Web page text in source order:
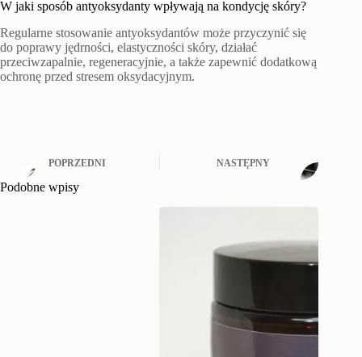
W jaki sposób antyoksydanty wpływają na kondycję skóry?
Regularne stosowanie antyoksydantów może przyczynić się
do poprawy jędrności, elastyczności skóry, działać
przeciwzapalnie, regeneracyjnie, a także zapewnić dodatkową
ochronę przed stresem oksydacyjnym.
POPRZEDNI NASTĘPNY
Podobne wpisy